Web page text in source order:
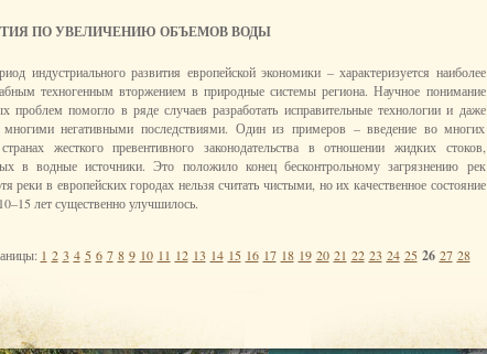
ПО УВЕЛИЧЕНИЮ ОБЪЕМОВ ВОДЫ
индустриального развития европейской экономики – характеризуется наиболее
техногенным вторжением в природные системы региона. Научное понимание
проблем помогло в ряде случаев разработать исправительные технологии и даже
многими негативными последствиями. Один из примеров – введение во многих
жесткого превентивного законодательства в отношении жидких стоков,
в водные источники. Это положило конец бесконтрольному загрязнению рек
реки в европейских городах нельзя считать чистыми, но их качественное состояние
лет существенно улучшилось.
1 2 3 4 5 6 7 8 9 10 11 12 13 14 15 16 17 18 19 20 21 22 23 24 25 26 27 28